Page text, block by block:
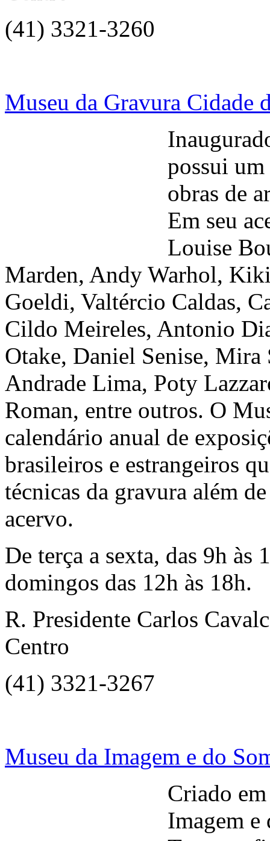
(41) 3321-3260
Museu da Gravura Cidade
possui
obras de
Em seu
Louise
Marden, Andy Warhol,
Goeldi, Valtércio Caldas,
Cildo Meireles, Antonio
Otake, Daniel Senise,
Andrade Lima, Poty
Roman, entre outros. O
calendário anual de
brasileiros e estrangeiros
técnicas da gravura além
acervo.
De terça a sexta, das 9h às
domingos das 12h às 18h.
R. Presidente Carlos
Centro
(41) 3321-3267
Museu da Imagem e do
Criado
Imagem e